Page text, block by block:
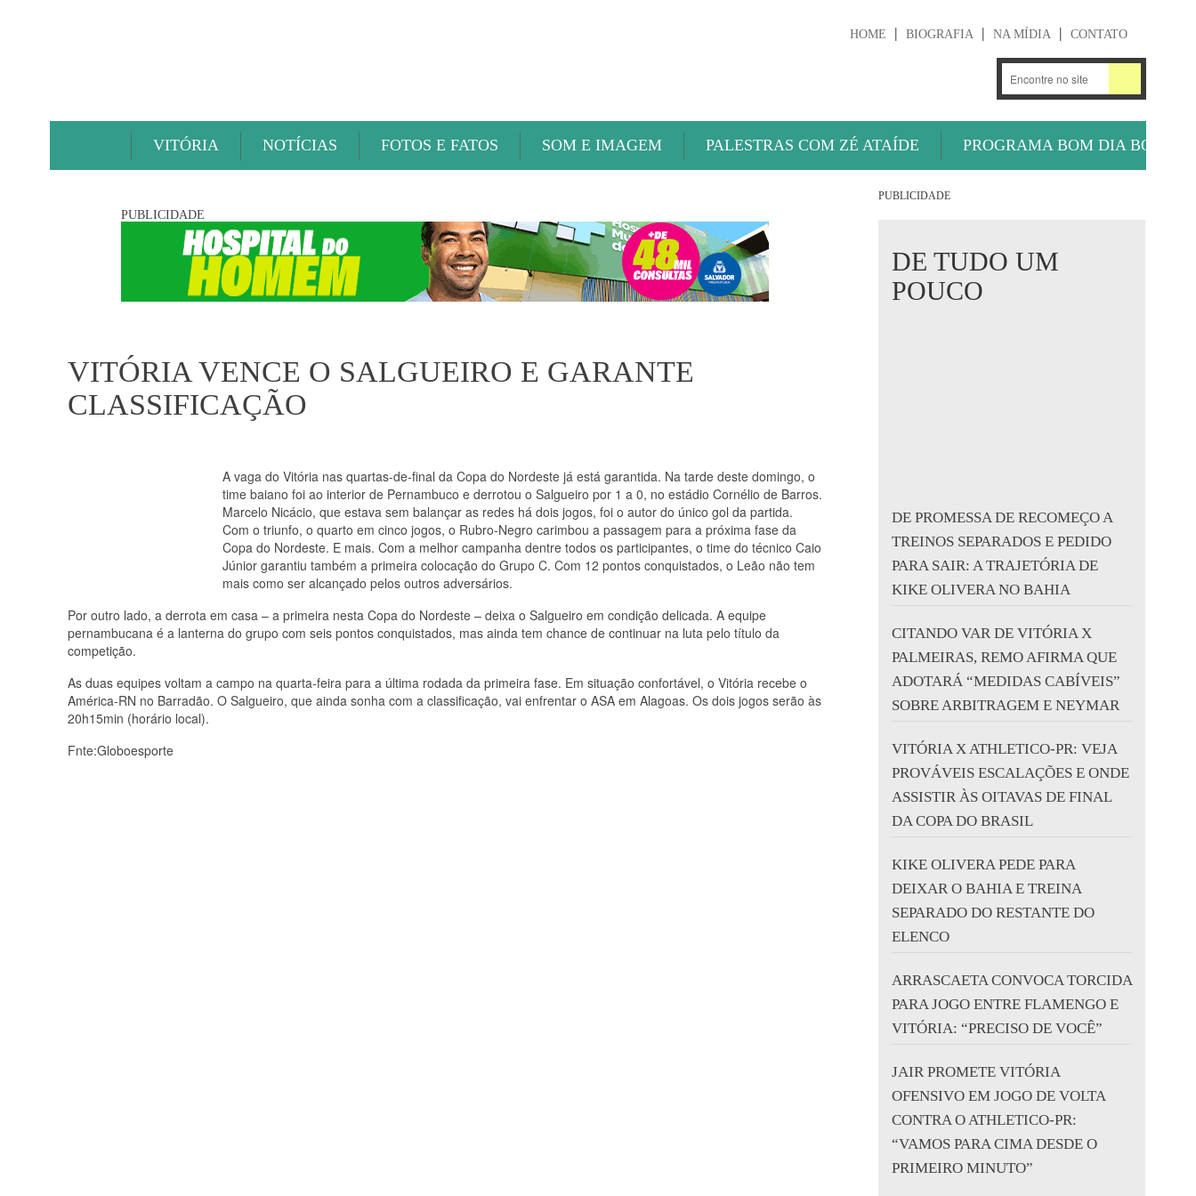
HOME BIOGRAFIA NA MÍDIA CONTATO
VITÓRIA NOTÍCIAS FOTOS E FATOS SOM E IMAGEM PALESTRAS COM ZÉ ATAÍDE PROGRAMA BOM DIA BOLA
PUBLICIDADE
VITÓRIA VENCE O SALGUEIRO E GARANTE
CLASSIFICAÇÃO
A vaga do Vitória nas quartas-de-final da Copa do Nordeste já está garantida. Na tarde deste domingo, o
time baiano foi ao interior de Pernambuco e derrotou o Salgueiro por 1 a 0, no estádio Cornélio de Barros.
Marcelo Nicácio, que estava sem balançar as redes há dois jogos, foi o autor do único gol da partida.
Com o triunfo, o quarto em cinco jogos, o Rubro-Negro carimbou a passagem para a próxima fase da
Copa do Nordeste. E mais. Com a melhor campanha dentre todos os participantes, o time do técnico Caio
Júnior garantiu também a primeira colocação do Grupo C. Com 12 pontos conquistados, o Leão não tem
mais como ser alcançado pelos outros adversários.
Por outro lado, a derrota em casa – a primeira nesta Copa do Nordeste – deixa o Salgueiro em condição delicada. A equipe
pernambucana é a lanterna do grupo com seis pontos conquistados, mas ainda tem chance de continuar na luta pelo título da
competição.
As duas equipes voltam a campo na quarta-feira para a última rodada da primeira fase. Em situação confortável, o Vitória recebe o
América-RN no Barradão. O Salgueiro, que ainda sonha com a classificação, vai enfrentar o ASA em Alagoas. Os dois jogos serão às
20h15min (horário local).
Fnte:Globoesporte
PUBLICIDADE
DE TUDO UM
POUCO
DE PROMESSA DE RECOMEÇO A
TREINOS SEPARADOS E PEDIDO
PARA SAIR: A TRAJETÓRIA DE
KIKE OLIVERA NO BAHIA
CITANDO VAR DE VITÓRIA X
PALMEIRAS, REMO AFIRMA QUE
ADOTARÁ “MEDIDAS CABÍVEIS”
SOBRE ARBITRAGEM E NEYMAR
VITÓRIA X ATHLETICO-PR: VEJA
PROVÁVEIS ESCALAÇÕES E ONDE
ASSISTIR ÀS OITAVAS DE FINAL
DA COPA DO BRASIL
KIKE OLIVERA PEDE PARA
DEIXAR O BAHIA E TREINA
SEPARADO DO RESTANTE DO
ELENCO
ARRASCAETA CONVOCA TORCIDA
PARA JOGO ENTRE FLAMENGO E
VITÓRIA: “PRECISO DE VOCÊ”
JAIR PROMETE VITÓRIA
OFENSIVO EM JOGO DE VOLTA
CONTRA O ATHLETICO-PR:
“VAMOS PARA CIMA DESDE O
PRIMEIRO MINUTO”